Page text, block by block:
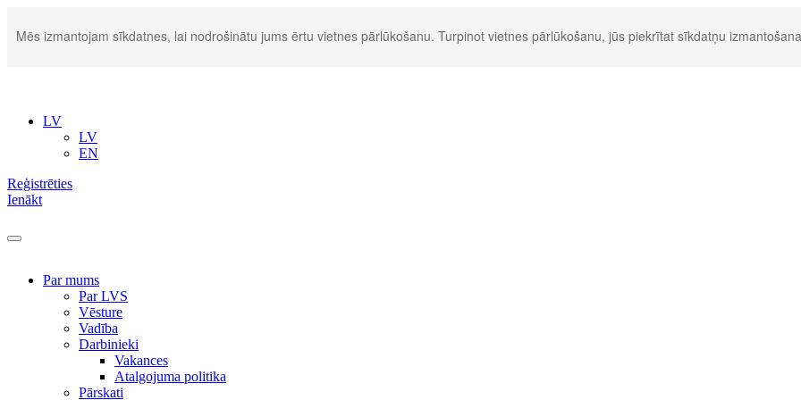
Mēs izmantojam sīkdatnes, lai nodrošinātu jums ērtu vietnes pārlūkošanu. Turpinot vietnes pārlūkošanu, jūs piekrītat sīkdatņu
LV
LV
EN
Reģistrēties
Ienākt
Par mums
Par LVS
Vēsture
Vadība
Darbinieki
Vakances
Atalgojuma politika
Pārskati